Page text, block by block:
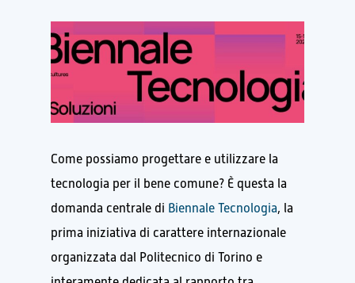
Come possiamo progettare e utilizzare la
tecnologia per il bene comune? È questa la
domanda centrale di Biennale Tecnologia, la
prima iniziativa di carattere internazionale
organizzata dal Politecnico di Torino e